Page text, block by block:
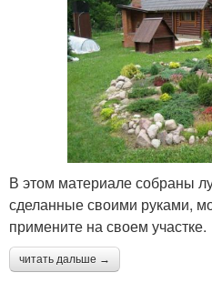
В этом материале собраны
сделанные своими руками,
примените на своем участке.
читать дальше →